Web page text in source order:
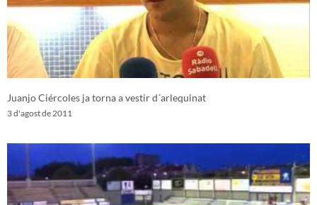
Juanjo Ciércoles ja torna a vestir d´arlequinat
3 d'agost de 2011